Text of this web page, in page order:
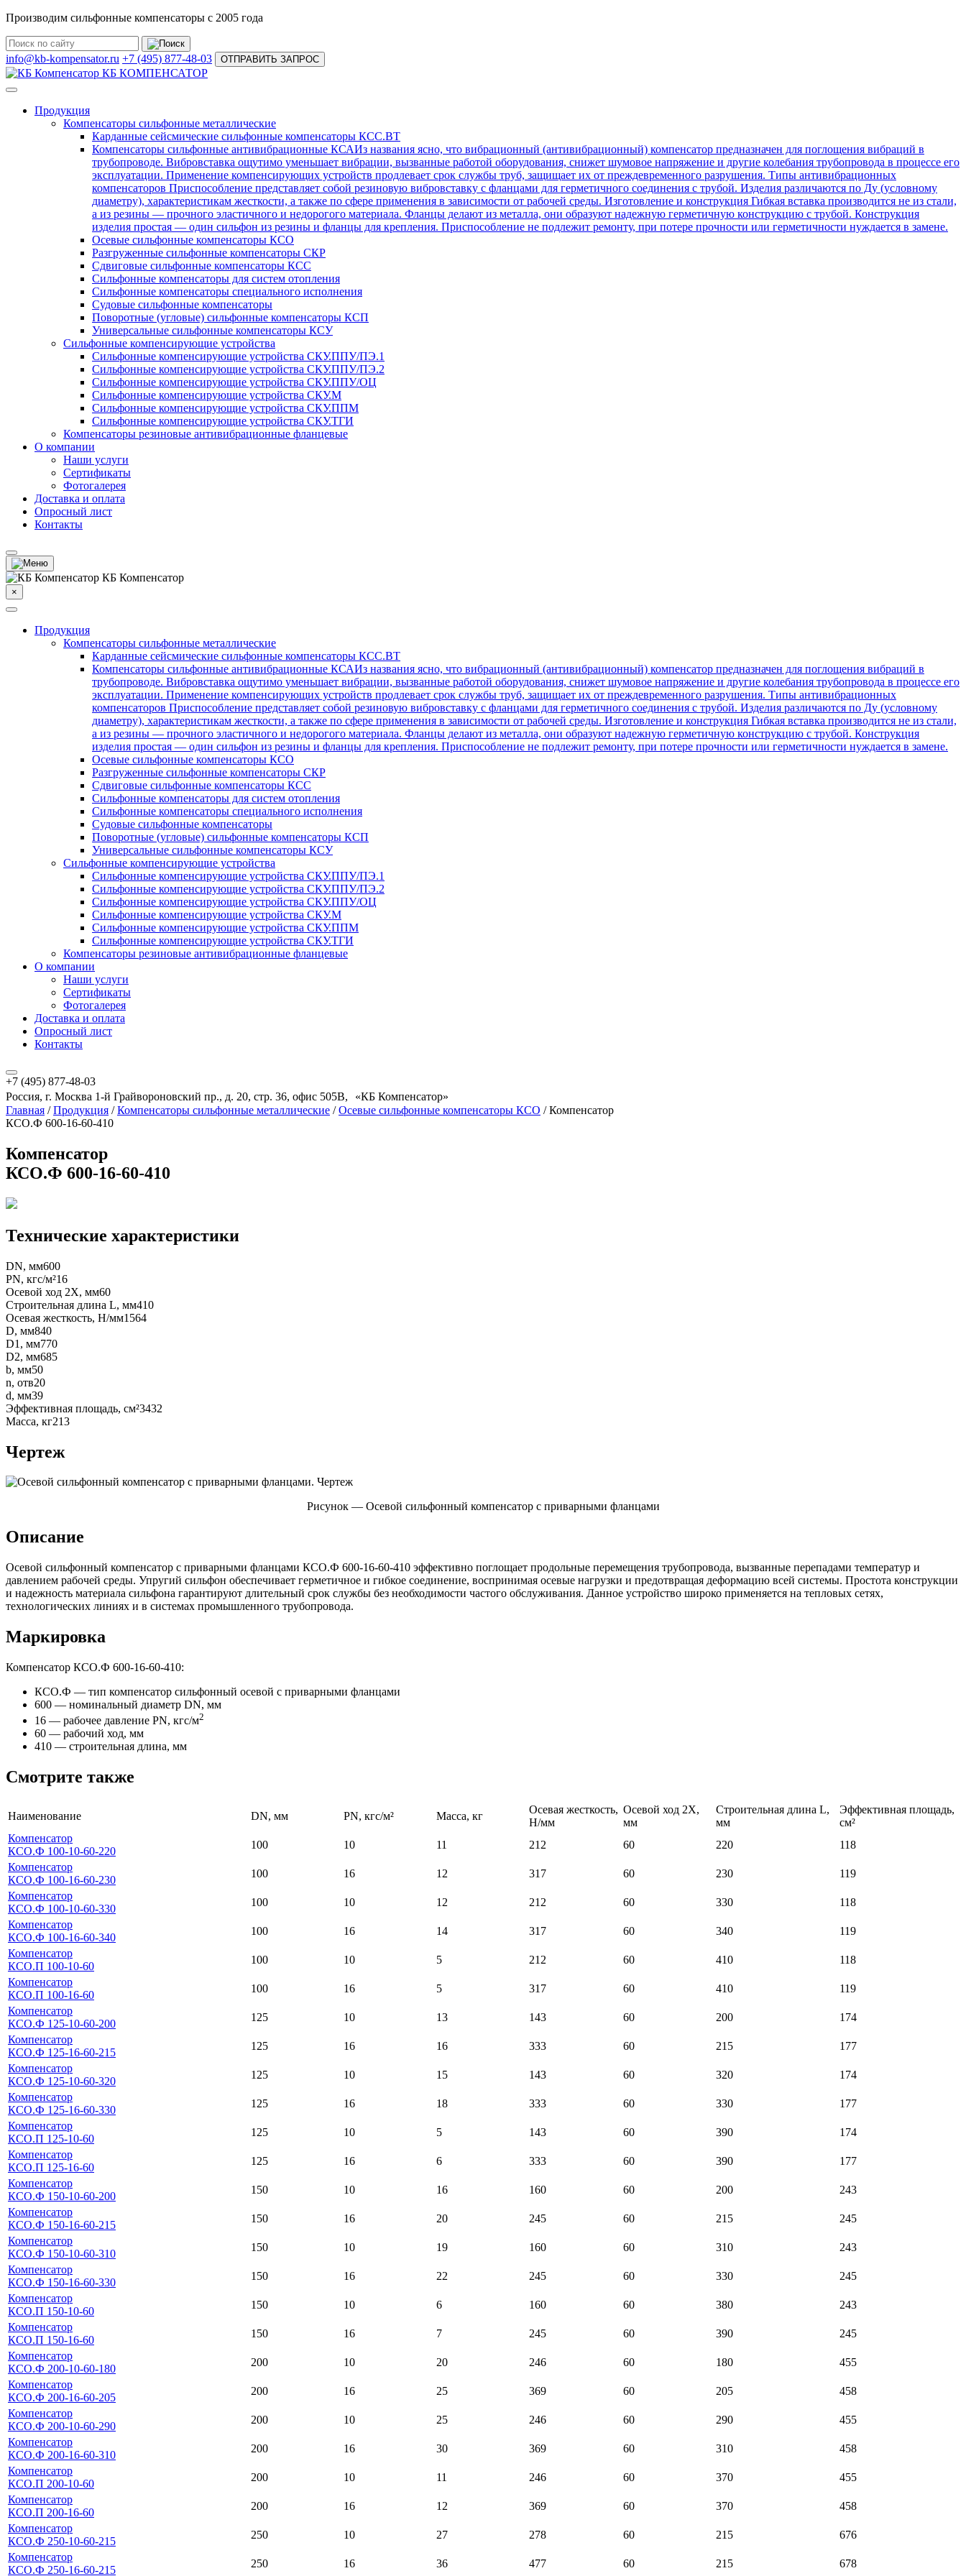
Производим сильфонные компенсаторы с 2005 года
info@kb-kompensator.ru +7 (495) 877-48-03 ОТПРАВИТЬ ЗАПРОС
КБ КОМПЕНСАТОР
Продукция
Компенсаторы сильфонные металлические
Карданные сейсмические сильфонные компенсаторы КСС.ВТ
Компенсаторы сильфонные антивибрационные КСАИз названия ясно, что вибрационный (антивибрационный) компенсатор предназначен для поглощения вибраций в
трубопроводе. Вибровставка ощутимо уменьшает вибрации, вызванные работой оборудования, снижет шумовое напряжение и другие колебания трубопровода в процессе его
эксплуатации. Применение компенсирующих устройств продлевает срок службы труб, защищает их от преждевременного разрушения. Типы антивибрационных
компенсаторов Приспособление представляет собой резиновую вибровставку с фланцами для герметичного соединения с трубой. Изделия различаются по Ду (условному
диаметру), характеристикам жесткости, а также по сфере применения в зависимости от рабочей среды. Изготовление и конструкция Гибкая вставка производится не из стали,
а из резины — прочного эластичного и недорогого материала. Фланцы делают из металла, они образуют надежную герметичную конструкцию с трубой. Конструкция
изделия простая — один сильфон из резины и фланцы для крепления. Приспособление не подлежит ремонту, при потере прочности или герметичности нуждается в замене.
Осевые сильфонные компенсаторы КСО
Разгруженные сильфонные компенсаторы СКР
Сдвиговые сильфонные компенсаторы КСС
Сильфонные компенсаторы для систем отопления
Сильфонные компенсаторы специального исполнения
Судовые сильфонные компенсаторы
Поворотные (угловые) сильфонные компенсаторы КСП
Универсальные сильфонные компенсаторы КСУ
Сильфонные компенсирующие устройства
Cильфонные компенсирующие устройства СКУ.ППУ/ПЭ.1
Cильфонные компенсирующие устройства СКУ.ППУ/ПЭ.2
Сильфонные компенсирующие устройства СКУ.ППУ/ОЦ
Сильфонные компенсирующие устройства СКУ.М
Сильфонные компенсирующие устройства СКУ.ППМ
Сильфонные компенсирующие устройства СКУ.ТГИ
Компенсаторы резиновые антивибрационные фланцевые
О компании
Наши услуги
Сертификаты
Фотогалерея
Доставка и оплата
Опросный лист
Контакты
КБ Компенсатор
×
Продукция
Компенсаторы сильфонные металлические
Карданные сейсмические сильфонные компенсаторы КСС.ВТ
Компенсаторы сильфонные антивибрационные КСАИз названия ясно, что вибрационный (антивибрационный) компенсатор предназначен для поглощения вибраций в
трубопроводе. Вибровставка ощутимо уменьшает вибрации, вызванные работой оборудования, снижет шумовое напряжение и другие колебания трубопровода в процессе его
эксплуатации. Применение компенсирующих устройств продлевает срок службы труб, защищает их от преждевременного разрушения. Типы антивибрационных
компенсаторов Приспособление представляет собой резиновую вибровставку с фланцами для герметичного соединения с трубой. Изделия различаются по Ду (условному
диаметру), характеристикам жесткости, а также по сфере применения в зависимости от рабочей среды. Изготовление и конструкция Гибкая вставка производится не из стали,
а из резины — прочного эластичного и недорогого материала. Фланцы делают из металла, они образуют надежную герметичную конструкцию с трубой. Конструкция
изделия простая — один сильфон из резины и фланцы для крепления. Приспособление не подлежит ремонту, при потере прочности или герметичности нуждается в замене.
Осевые сильфонные компенсаторы КСО
Разгруженные сильфонные компенсаторы СКР
Сдвиговые сильфонные компенсаторы КСС
Сильфонные компенсаторы для систем отопления
Сильфонные компенсаторы специального исполнения
Судовые сильфонные компенсаторы
Поворотные (угловые) сильфонные компенсаторы КСП
Универсальные сильфонные компенсаторы КСУ
Сильфонные компенсирующие устройства
Cильфонные компенсирующие устройства СКУ.ППУ/ПЭ.1
Cильфонные компенсирующие устройства СКУ.ППУ/ПЭ.2
Сильфонные компенсирующие устройства СКУ.ППУ/ОЦ
Сильфонные компенсирующие устройства СКУ.М
Сильфонные компенсирующие устройства СКУ.ППМ
Сильфонные компенсирующие устройства СКУ.ТГИ
Компенсаторы резиновые антивибрационные фланцевые
О компании
Наши услуги
Сертификаты
Фотогалерея
Доставка и оплата
Опросный лист
Контакты
+7 (495) 877-48-03
Россия, г. Москва 1-й Грайвороновский пр., д. 20, стр. 36, офис 505В, «КБ Компенсатор»
Главная /Продукция /Компенсаторы сильфонные металлические /Осевые сильфонные компенсаторы КСО /Компенсатор
КСО.Ф 600-16-60-410
Компенсатор
КСО.Ф 600-16-60-410
Технические характеристики
DN, мм600
PN, кгс/м²16
Осевой ход 2Х, мм60
Строительная длина L, мм410
Осевая жесткость, Н/мм1564
D, мм840
D1, мм770
D2, мм685
b, мм50
n, отв20
d, мм39
Эффективная площадь, см²3432
Масса, кг213
Чертеж
Рисунок — Осевой сильфонный компенсатор с приварными фланцами
Описание
Осевой сильфонный компенсатор с приварными фланцами КСО.Ф 600-16-60-410 эффективно поглощает продольные перемещения трубопровода, вызванные перепадами температур и
давлением рабочей среды. Упругий сильфон обеспечивает герметичное и гибкое соединение, воспринимая осевые нагрузки и предотвращая деформацию всей системы. Простота конструкции
и надежность материала сильфона гарантируют длительный срок службы без необходимости частого обслуживания. Данное устройство широко применяется на тепловых сетях,
технологических линиях и в системах промышленного трубопровода.
Маркировка
Компенсатор КСО.Ф 600-16-60-410:
КСО.Ф — тип компенсатор сильфонный осевой с приварными фланцами
600 — номинальный диаметр DN, мм
16 — рабочее давление PN, кгc/м2
60 — рабочий ход, мм
410 — строительная длина, мм
Смотрите также
Наименование DN, мм PN, кгс/м² Масса, кг
Осевая жесткость,
Н/мм
Осевой ход 2Х,
мм
Строительная длина L,
мм
Эффективная площадь,
см²
Компенсатор
КСО.Ф 100-10-60-220
100 10 11 212 60 220
118
Компенсатор
КСО.Ф 100-16-60-230
100 16 12 317 60 230
119
Компенсатор
КСО.Ф 100-10-60-330
100 10 12 212 60 330
118
Компенсатор
КСО.Ф 100-16-60-340
100 16 14 317 60 340
119
Компенсатор
КСО.П 100-10-60
100 10 5 212 60 410
118
Компенсатор
КСО.П 100-16-60
100 16 5 317 60 410
119
Компенсатор
КСО.Ф 125-10-60-200
125 10 13 143 60 200
174
Компенсатор
КСО.Ф 125-16-60-215
125 16 16 333 60 215
177
Компенсатор
КСО.Ф 125-10-60-320
125 10 15 143 60 320
174
Компенсатор
КСО.Ф 125-16-60-330
125 16 18 333 60 330
177
Компенсатор
КСО.П 125-10-60
125 10 5 143 60 390
174
Компенсатор
КСО.П 125-16-60
125 16 6 333 60 390
177
Компенсатор
КСО.Ф 150-10-60-200
150 10 16 160 60 200
243
Компенсатор
КСО.Ф 150-16-60-215
150 16 20 245 60 215
245
Компенсатор
КСО.Ф 150-10-60-310
150 10 19 160 60 310
243
Компенсатор
КСО.Ф 150-16-60-330
150 16 22 245 60 330
245
Компенсатор
КСО.П 150-10-60
150 10 6 160 60 380
243
Компенсатор
КСО.П 150-16-60
150 16 7 245 60 390
245
Компенсатор
КСО.Ф 200-10-60-180
200 10 20 246 60 180
455
Компенсатор
КСО.Ф 200-16-60-205
200 16 25 369 60 205
458
Компенсатор
КСО.Ф 200-10-60-290
200 10 25 246 60 290
455
Компенсатор
КСО.Ф 200-16-60-310
200 16 30 369 60 310
458
Компенсатор
КСО.П 200-10-60
200 10 11 246 60 370
455
Компенсатор
КСО.П 200-16-60
200 16 12 369 60 370
458
Компенсатор
КСО.Ф 250-10-60-215
250 10 27 278 60 215
676
Компенсатор
КСО.Ф 250-16-60-215
250 16 36 477 60 215 678